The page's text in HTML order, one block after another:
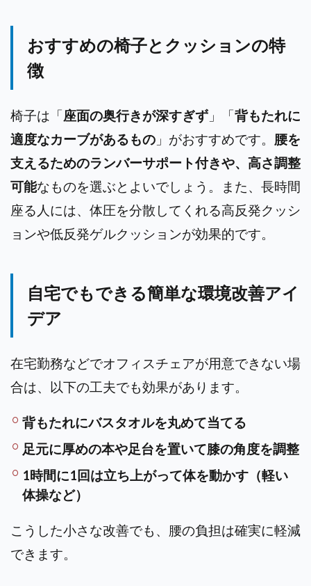
おすすめの椅子とクッションの特
徴
椅子は「座面の奥行きが深すぎず」「背もたれに
適度なカーブがあるもの 」がおすすめです。 腰を
支えるためのランバーサポート付きや、高さ調整
可能なものを選ぶとよいでしょう。また、長時間
座る人には、体圧を分散してくれる高反発クッシ
ョンや低反発ゲルクッションが効果的です。
自宅でもできる簡単な環境改善アイ
デア
在宅勤務などでオフィスチェアが用意できない場
合は、以下の工夫でも効果があります。
背もたれにバスタオルを丸めて当てる
足元に厚めの本や足台を置いて膝の角度を調整
1時間に1回は立ち上がって体を動かす（軽い
体操など）
こうした小さな改善でも、腰の負担は確実に軽減
できます。